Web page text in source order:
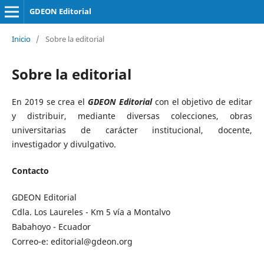
GDEON Editorial
Inicio / Sobre la editorial
Sobre la editorial
En 2019 se crea elGDEON Editorialcon el objetivo de editar
y distribuir, mediante diversas colecciones, obras
universitarias de carácter institucional, docente,
investigador y divulgativo.
Contacto
GDEON Editorial
Cdla. Los Laureles - Km 5 vía a Montalvo
Babahoyo - Ecuador
Correo-e: editorial@gdeon.org